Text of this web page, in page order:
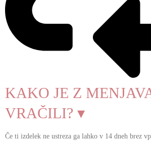
KAKO JE Z
VRAČILI? ▾
Če ti izdelek ne ustreza ga lahko v 14 dneh brez